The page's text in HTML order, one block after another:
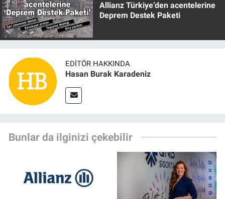
Allianz Türkiye’den acentelerine
Deprem Destek Paketi
EDITÖR HAKKINDA
Hasan Burak Karadeniz
Bunlar da ilginizi çekebilir